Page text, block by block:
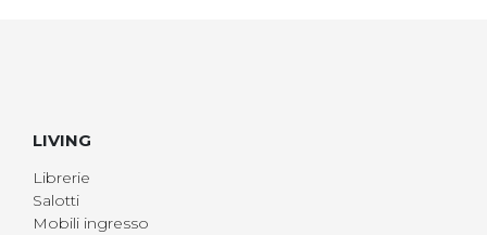
LIVING
Librerie
Salotti
Mobili ingresso